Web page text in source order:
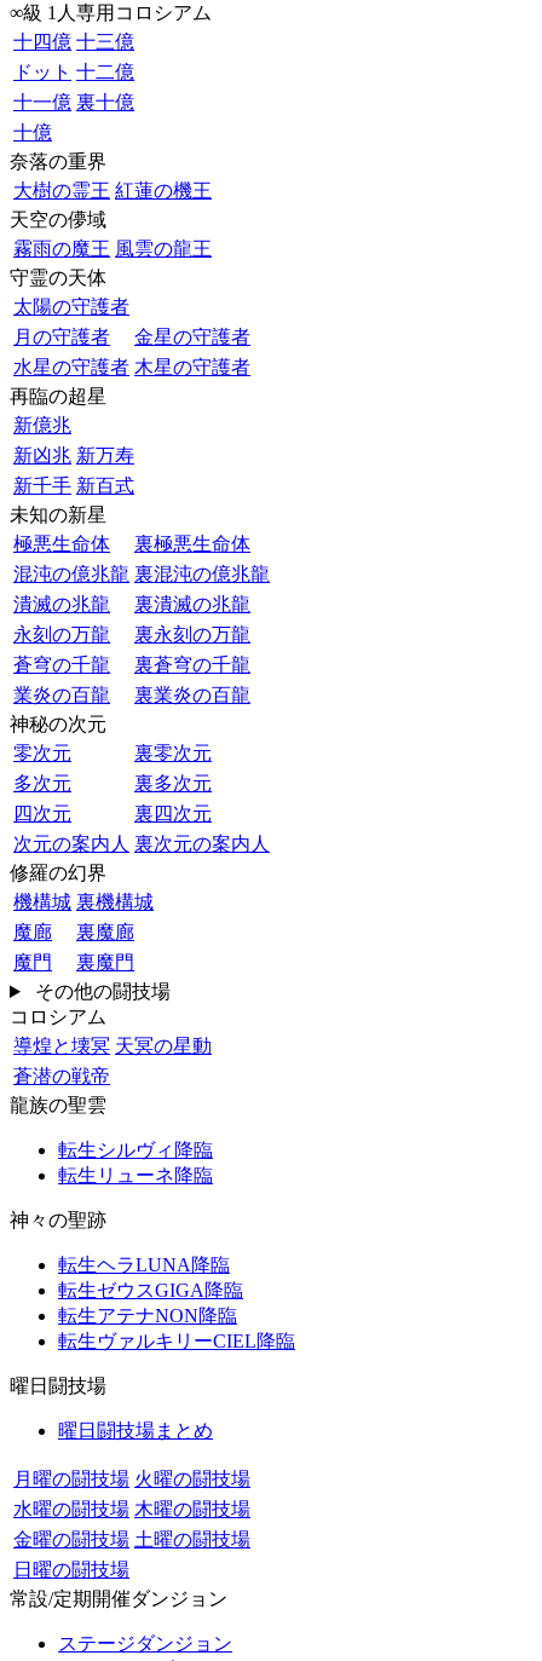
∞級 1人専用コロシアム
十四億 十三億
ドット 十二億
十一億 裏十億
十億
奈落の重界
大樹の霊王 紅蓮の機王
天空の儚域
霧雨の魔王 風雲の龍王
守霊の天体
太陽の守護者
月の守護者
金星の守護者
水星の守護者 木星の守護者
再臨の超星
新億兆
新凶兆 新万寿
新千手 新百式
未知の新星
極悪生命体
裏極悪生命体
混沌の億兆龍 裏混沌の億兆龍
潰滅の兆龍
裏潰滅の兆龍
永刻の万龍
裏永刻の万龍
蒼穹の千龍
裏蒼穹の千龍
業炎の百龍
裏業炎の百龍
神秘の次元
零次元
裏零次元
多次元
裏多次元
四次元
裏四次元
次元の案内人 裏次元の案内人
修羅の幻界
機構城 裏機構城
魔廊
裏魔廊
魔門
裏魔門
その他の闘技場
コロシアム
導煌と壊冥 天冥の星動
蒼潜の戦帝
龍族の聖雲
転生シルヴィ降臨
転生リューネ降臨
神々の聖跡
転生ヘラLUNA降臨
転生ゼウスGIGA降臨
転生アテナNON降臨
転生ヴァルキリーCIEL降臨
曜日闘技場
曜日闘技場まとめ
月曜の闘技場 火曜の闘技場
水曜の闘技場 木曜の闘技場
金曜の闘技場 土曜の闘技場
日曜の闘技場
常設/定期開催ダンジョン
ステージダンジョン